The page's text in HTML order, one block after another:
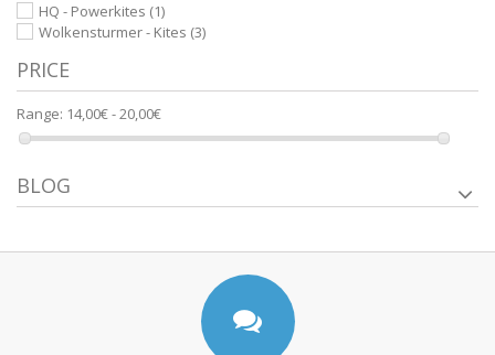
HQ - Powerkites (1)
Wolkensturmer - Kites (3)
PRICE
Range: 14,00€ - 20,00€
BLOG